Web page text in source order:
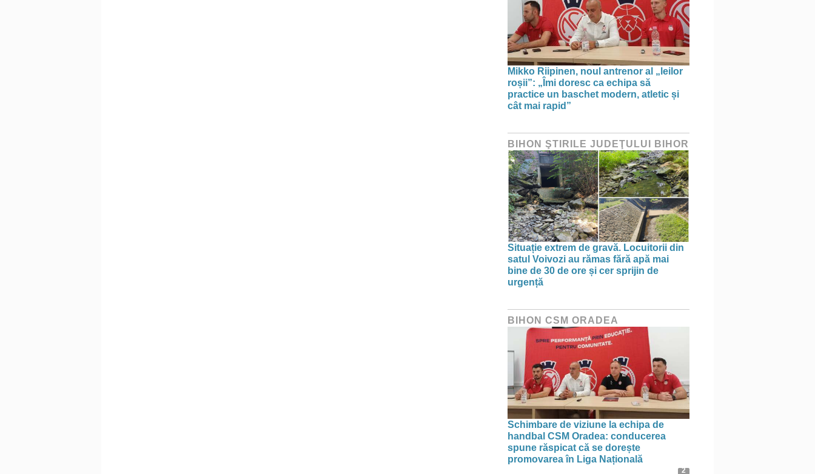
Mikko Riipinen, noul antrenor al „leilor
roșii”: „Îmi doresc ca echipa să
practice un baschet modern, atletic și
cât mai rapid”
BIHON ŞTIRILE JUDEŢULUI BIHOR
Situație extrem de gravă. Locuitorii din
satul Voivozi au rămas fără apă mai
bine de 30 de ore și cer sprijin de
urgență
BIHON CSM ORADEA
Schimbare de viziune la echipa de
handbal CSM Oradea: conducerea
spune răspicat că se dorește
promovarea în Liga Națională
2